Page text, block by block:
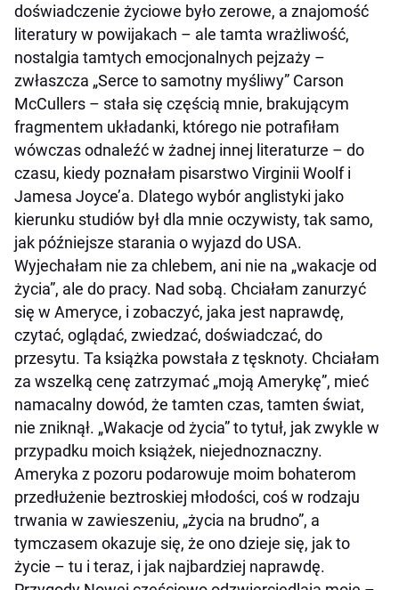
doświadczenie życiowe było zerowe, a znajomość
literatury w powijakach – ale tamta wrażliwość,
nostalgia tamtych emocjonalnych pejzaży –
zwłaszcza „Serce to samotny myśliwy” Carson
McCullers – stała się częścią mnie, brakującym
fragmentem układanki, którego nie potrafiłam
wówczas odnaleźć w żadnej innej literaturze – do
czasu, kiedy poznałam pisarstwo Virginii Woolf i
Jamesa Joyce’a. Dlatego wybór anglistyki jako
kierunku studiów był dla mnie oczywisty, tak samo,
jak późniejsze starania o wyjazd do USA.
Wyjechałam nie za chlebem, ani nie na „wakacje od
życia”, ale do pracy. Nad sobą. Chciałam zanurzyć
się w Ameryce, i zobaczyć, jaka jest naprawdę,
czytać, oglądać, zwiedzać, doświadczać, do
przesytu. Ta książka powstała z tęsknoty. Chciałam
za wszelką cenę zatrzymać „moją Amerykę”, mieć
namacalny dowód, że tamten czas, tamten świat,
nie zniknął. „Wakacje od życia” to tytuł, jak zwykle w
przypadku moich książek, niejednoznaczny.
Ameryka z pozoru podarowuje moim bohaterom
przedłużenie beztroskiej młodości, coś w rodzaju
trwania w zawieszeniu, „życia na brudno”, a
tymczasem okazuje się, że ono dzieje się, jak to
życie – tu i teraz, i jak najbardziej naprawdę.